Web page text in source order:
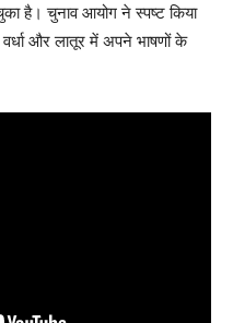
है। चुनाव आयोग ने स्पष्ट किया
और लातूर में अपने भाषणों के